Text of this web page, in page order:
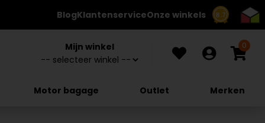
8.7
BlogKlantenserviceOnze winkels
Mijn winkel 0
Motor bagage Outlet Merken